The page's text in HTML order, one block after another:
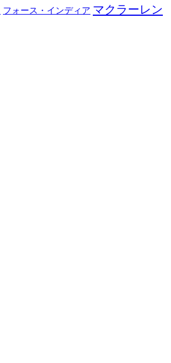
フォース・インディア マクラーレン